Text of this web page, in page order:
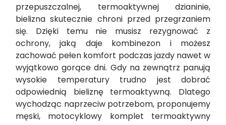
przepuszczalnej, termoaktywnej dzianinie,
bielizna skutecznie chroni przed przegrzaniem
się. Dzięki temu nie musisz rezygnować z
ochrony, jaką daje kombinezon i możesz
zachować pełen komfort podczas jazdy nawet w
wyjątkowo gorące dni. Gdy na zewnątrz panują
wysokie temperatury trudno jest dobrać
odpowiednią bieliznę termoaktywną. Dlatego
wychodząc naprzeciw potrzebom, proponujemy
męski, motocyklowy komplet termoaktywny